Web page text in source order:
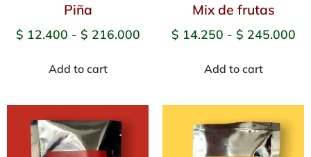
Piña
$ 12.400 - $ 216.000
Add to cart
Mix de frutas
$ 14.250 - $ 245.000
Add to cart